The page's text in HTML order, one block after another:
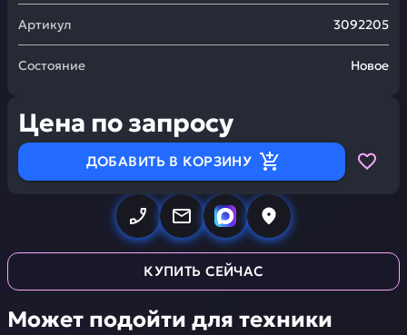
Артикул 3092205
Состояние Новое
Цена по запросу
ДОБАВИТЬ В КОРЗИНУ
КУПИТЬ СЕЙЧАС
Может подойти для техники